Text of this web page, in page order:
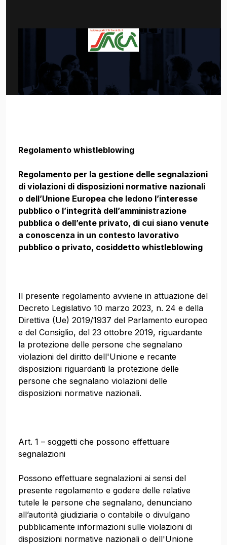
Regolamento whistleblowing
Regolamento per la gestione delle segnalazioni
di violazioni di disposizioni normative nazionali
o dell’Unione Europea che ledono l’interesse
pubblico o l’integrità dell’amministrazione
pubblica o dell’ente privato, di cui siano venute
a conoscenza in un contesto lavorativo
pubblico o privato, cosiddetto whistleblowing
Il presente regolamento avviene in attuazione del
Decreto Legislativo 10 marzo 2023, n. 24 e della
Direttiva (Ue) 2019/1937 del Parlamento europeo
e del Consiglio, del 23 ottobre 2019, riguardante
la protezione delle persone che segnalano
violazioni del diritto dell'Unione e recante
disposizioni riguardanti la protezione delle
persone che segnalano violazioni delle
disposizioni normative nazionali.
Art. 1 – soggetti che possono effettuare
segnalazioni
Possono effettuare segnalazioni ai sensi del
presente regolamento e godere delle relative
tutele le persone che segnalano, denunciano
all’autorità giudiziaria o contabile o divulgano
pubblicamente informazioni sulle violazioni di
disposizioni normative nazionali o dell'Unione